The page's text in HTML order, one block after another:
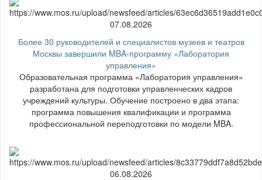
07.08.2026
Более 30 руководителей и специалистов музеев и театров
Москвы завершили MBA-программу «Лаборатория
управления»
Образовательная программа «Лаборатория управления»
разработана для подготовки управленческих кадров
учреждений культуры. Обучение построено в два этапа:
программа повышения квалификации и программа
профессиональной переподготовки по модели MBA.
06.08.2026